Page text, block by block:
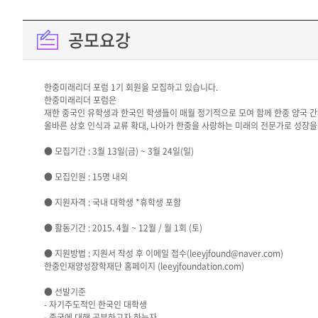
공모요강
한중미래리더 포럼 1기 회원을 모집하고 있습니다.
한중미래리더 포럼은
재한 중국인 유학생과 한국인 학생들이 매월 정기적으로 모여 함께 한중 양국
올바른 상호 인식과 교류 확대, 나아가 한중을 사랑하는 미래의 전문가로 성장
● 모집기간 : 3월 13일(금) ~ 3월 24일(일)
● 모집인원 : 15명 내외
● 지원자격 : 국내 대학생 *휴학생 포함
● 활동기간 : 2015. 4월 ~ 12월 / 월 1회 (토)
● 지원방법 : 지원서 작성 후 이메일 접수(leeyjfound@naver.com)
한중인재양성장학재단 홈페이지 (leeyjfoundation.com)
● 선발기준
- 자기주도적인 한국인 대학생